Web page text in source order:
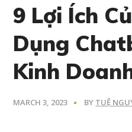
9 Lợi Ích
Dụng
Kinh
MARCH 3, 2023 BY TUỆ